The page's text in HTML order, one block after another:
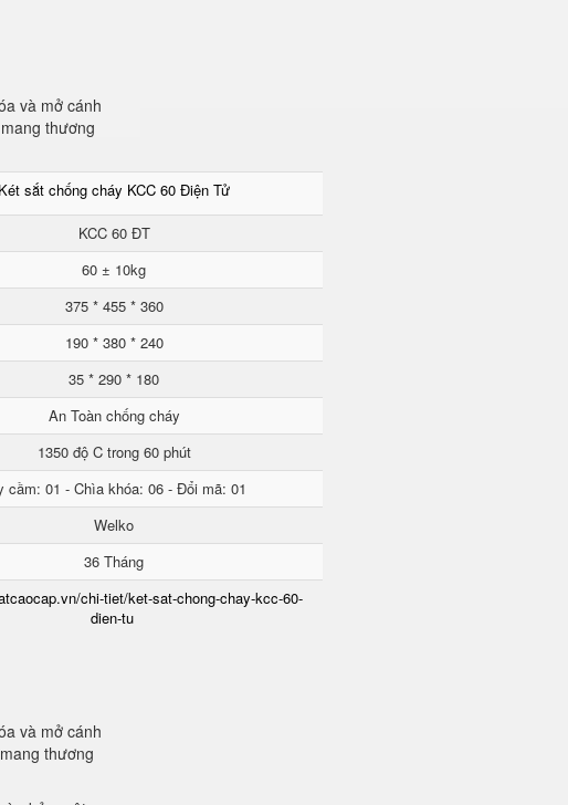
và mở cánh
thương
Két sắt chống cháy KCC 60 Điện Tử
KCC 60 ĐT
60 ± 10kg
375 * 455 * 360
190 * 380 * 240
35 * 290 * 180
An Toàn chống cháy
1350 độ C trong 60 phút
cầm: 01 - Chìa khóa: 06 - Đổi mã: 01
Welko
36 Tháng
chi-tiet/ket-sat-chong-chay-kcc-60-
dien-tu
và mở cánh
thương